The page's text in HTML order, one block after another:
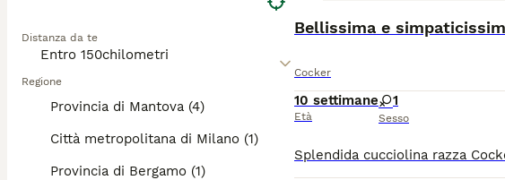
Distanza da te
Regione
Provincia di Mantova (4)
Città metropolitana di Milano (1)
Provincia di Bergamo (1)
Cocker
10 settimane
Età
1
Sesso